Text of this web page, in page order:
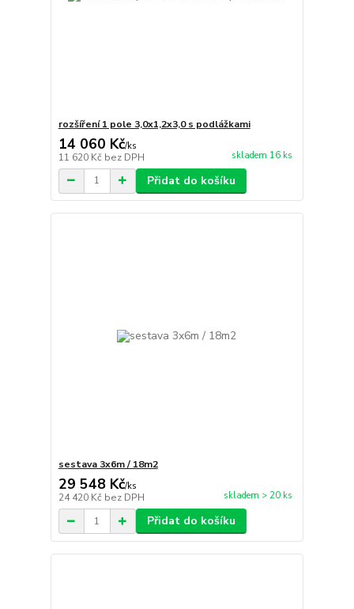
rozšíření 1 pole 3,0x1,2x3,0 s podlážkami
14 060 Kč/ks
11 620 Kč bez DPH skladem 16 ks
Přidat do košíku
sestava 3x6m / 18m2
29 548 Kč/ks
24 420 Kč bez DPH skladem > 20 ks
Přidat do košíku